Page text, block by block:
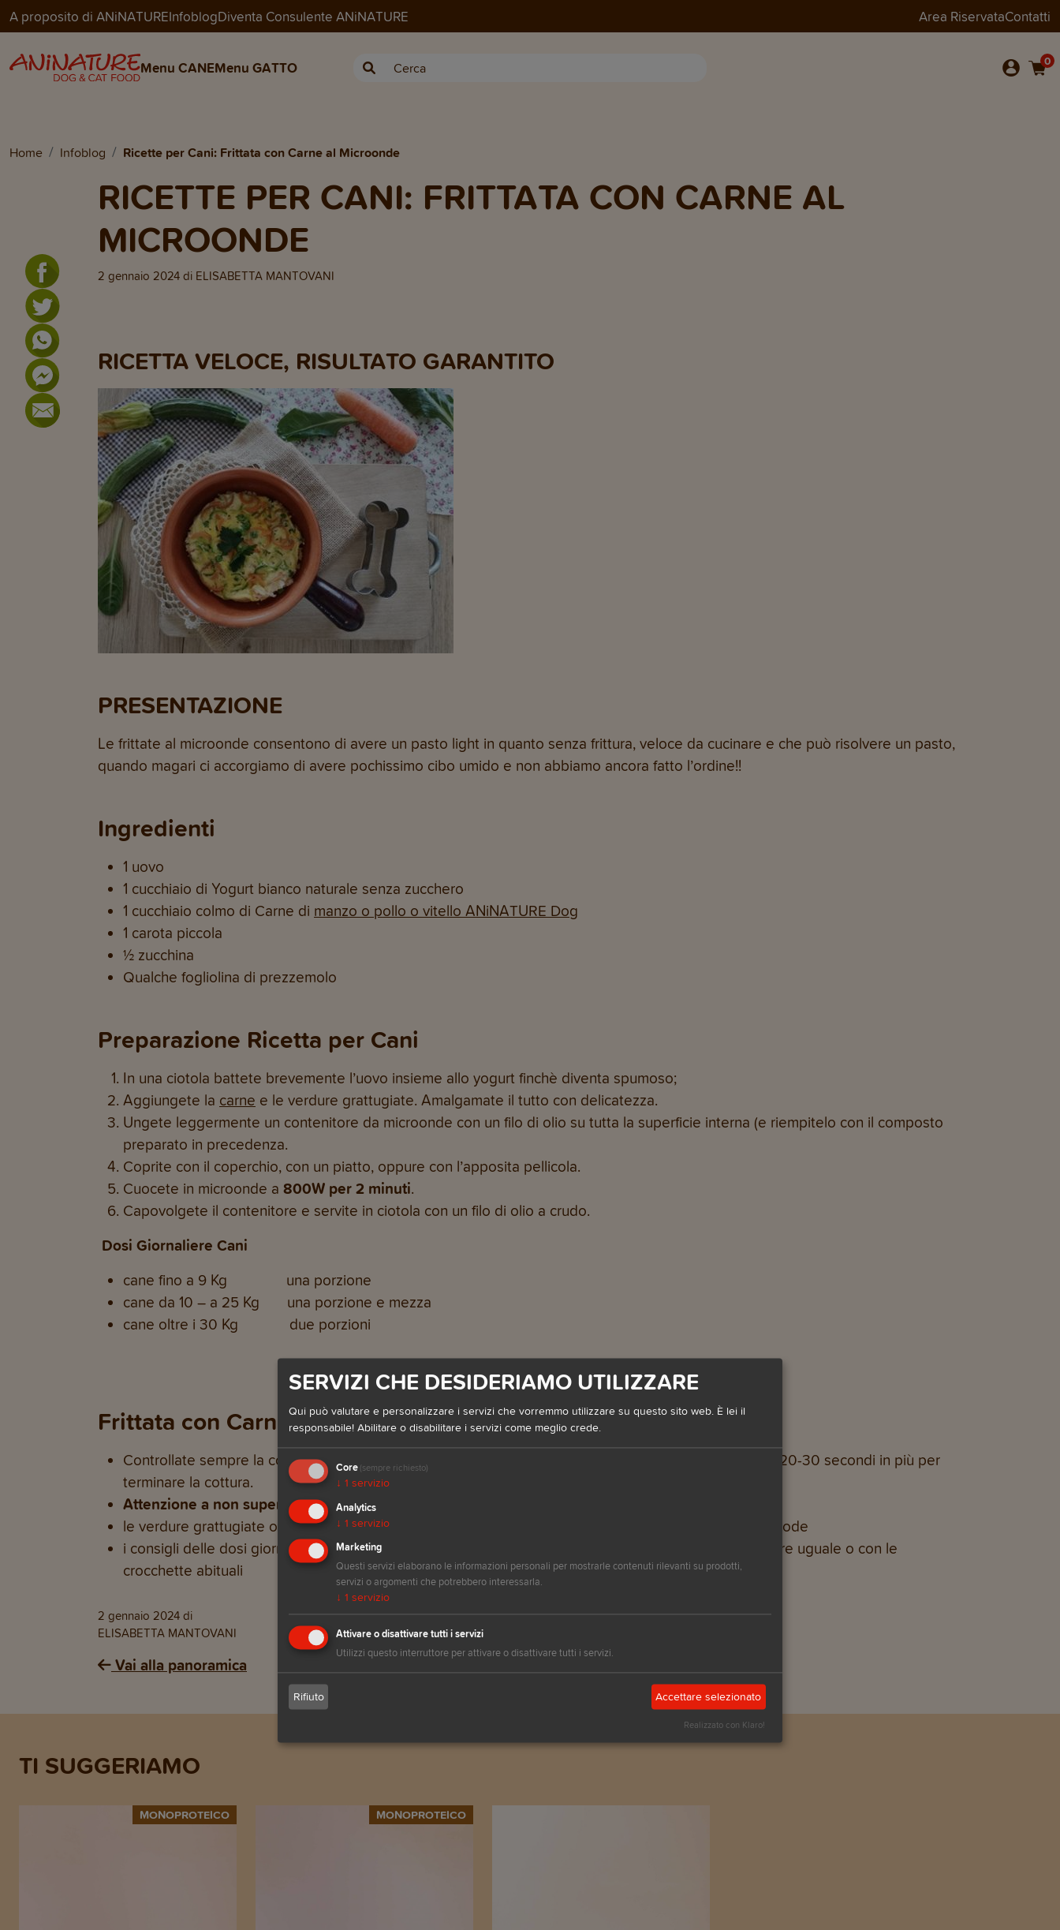
A proposito di ANiNATUREInfoblogDiventa Consulente ANiNATURE Area RiservataContatti
Menu CANEMenu GATTO 0
Home Infoblog Ricette per Cani: Frittata con Carne al Microonde
RICETTE PER CANI: FRITTATA CON CARNE AL
MICROONDE
2 gennaio 2024 di ELISABETTA MANTOVANI
RICETTA VELOCE, RISULTATO GARANTITO
PRESENTAZIONE
Le frittate al microonde consentono di avere un pasto light in quanto senza frittura, veloce da cucinare e che può risolvere un pasto,
quando magari ci accorgiamo di avere pochissimo cibo umido e non abbiamo ancora fatto l’ordine!!
Ingredienti
1 uovo
1 cucchiaio di Yogurt bianco naturale senza zucchero
1 cucchiaio colmo di Carne di manzo o pollo o vitello ANiNATURE Dog
1 carota piccola
½ zucchina
Qualche fogliolina di prezzemolo
Preparazione Ricetta per Cani
In una ciotola battete brevemente l’uovo insieme allo yogurt finchè diventa spumoso;
Aggiungete la carne e le verdure grattugiate. Amalgamate il tutto con delicatezza.
Ungete leggermente un contenitore da microonde con un filo di olio su tutta la superficie interna (e riempitelo con il composto
preparato in precedenza.
Coprite con il coperchio, con un piatto, oppure con l’apposita pellicola.
Cuocete in microonde a 800W per 2 minuti.
Capovolgete il contenitore e servite in ciotola con un filo di olio a crudo.
Dosi Giornaliere Cani
cane fino a 9 Kg una porzione
cane da 10 – a 25 Kg una porzione e mezza
cane oltre i 30 Kg due porzioni
Frittata con Carne: Consigli e Variazioni
Controllate sempre la cottura con una forchetta, in base al modello di microonde, potrebbero volerci 20-30 secondi in più per
terminare la cottura.
Attenzione a non superare i tempi, per non trovarvi con una frittata gommosa.
le verdure grattugiate o tritate finemente e aggiunte crude al composto, cuoceranno pur rimanendo sode
i consigli delle dosi giornaliere si intendono per 1 pasto nell’arco della giornata, l'altro pasto può essere uguale o con le
crocchette abituali
2 gennaio 2024 di
ELISABETTA MANTOVANI
Vai alla panoramica
TI SUGGERIAMO
MONOPROTEICO MONOPROTEICO
SERVIZI CHE DESIDERIAMO UTILIZZARE
Qui può valutare e personalizzare i servizi che vorremmo utilizzare su questo sito web. È lei il
responsabile! Abilitare o disabilitare i servizi come meglio crede.
Core (sempre richiesto)
↓ 1 servizio
Analytics
↓ 1 servizio
Marketing
Questi servizi elaborano le informazioni personali per mostrarle contenuti rilevanti su prodotti,
servizi o argomenti che potrebbero interessarla.
↓ 1 servizio
Attivare o disattivare tutti i servizi
Utilizzi questo interruttore per attivare o disattivare tutti i servizi.
Rifiuto Accettare selezionato
Realizzato con Klaro!